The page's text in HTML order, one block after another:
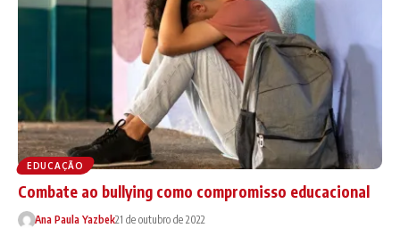
EDUCAÇÃO
Combate ao bullying como compromisso educacional
Ana Paula Yazbek21 de outubro de 2022